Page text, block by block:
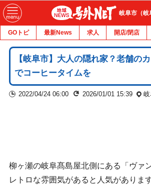
岐阜市（岐
GOトピ 最新News 求人 開店/閉店
【岐阜市】大人の隠れ家？老舗の
でコーヒータイムを
2022/04/24 06:00 2026/01/01 15:39
柳ヶ瀬の岐阜髙島屋北側にある「ヴァ
レトロな雰囲気があると人気があります